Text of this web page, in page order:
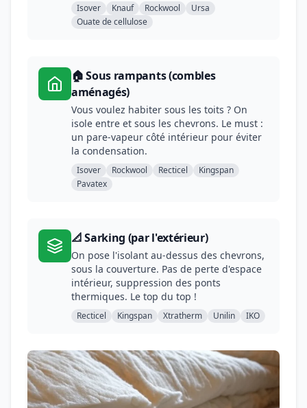
Isover Knauf Rockwool
Ursa
Ouate de cellulose
🏠 Sous rampants (combles
aménagés)
Vous voulez habiter sous les toits ? On
isole entre et sous les chevrons. Le must :
un pare-vapeur côté intérieur pour éviter
la condensation.
Isover Rockwool Recticel
Kingspan
Pavatex
📐 Sarking (par l'extérieur)
On pose l'isolant au-dessus des chevrons,
sous la couverture. Pas de perte d'espace
intérieur, suppression des ponts
thermiques. Le top du top !
Recticel Kingspan Xtratherm Unilin IKO